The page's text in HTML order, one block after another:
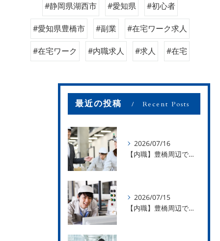
#静岡県湖西市 #愛知県 #初心者
#愛知県豊橋市 #副業 #在宅ワーク求人
#在宅ワーク #内職求人 #求人 #在宅
最近の投稿 Recent Posts
2026/07/16
【内職】豊橋周辺で内職のお仕事を探している方募集中！【お仕事の内容】
2026/07/15
【内職】豊橋周辺で内職のお仕事を探している方募集中！【急な学級閉鎖も安心】